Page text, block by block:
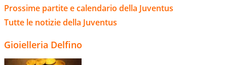
Prossime partite e calendario della Juventus
Tutte le notizie della Juventus
Gioielleria Delfino